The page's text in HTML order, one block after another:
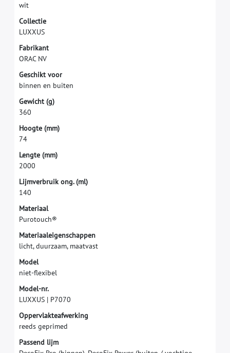
wit
Collectie
LUXXUS
Fabrikant
ORAC NV
Geschikt voor
binnen en buiten
Gewicht (g)
360
Hoogte (mm)
74
Lengte (mm)
2000
Lijmverbruik ong. (ml)
140
Materiaal
Purotouch®
Materiaaleigenschappen
licht, duurzaam, maatvast
Model
niet-fexibel
Model-nr.
LUXXUS | P7070
Oppervlakteafwerking
reeds geprimed
Passend lijm